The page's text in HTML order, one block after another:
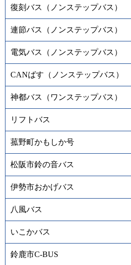
復刻バス（ノンステップバス）
連節バス（ノンステップバス）
電気バス（ノンステップバス）
CANばす（ノンステップバス）
神都バス（ワンステップバス）
リフトバス
菰野町かもしか号
松阪市鈴の音バス
伊勢市おかげバス
八風バス
いこかバス
鈴鹿市C-BUS